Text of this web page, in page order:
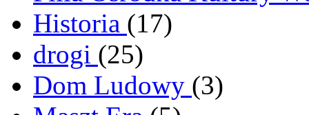
Historia (17)
drogi (25)
Dom Ludowy (3)